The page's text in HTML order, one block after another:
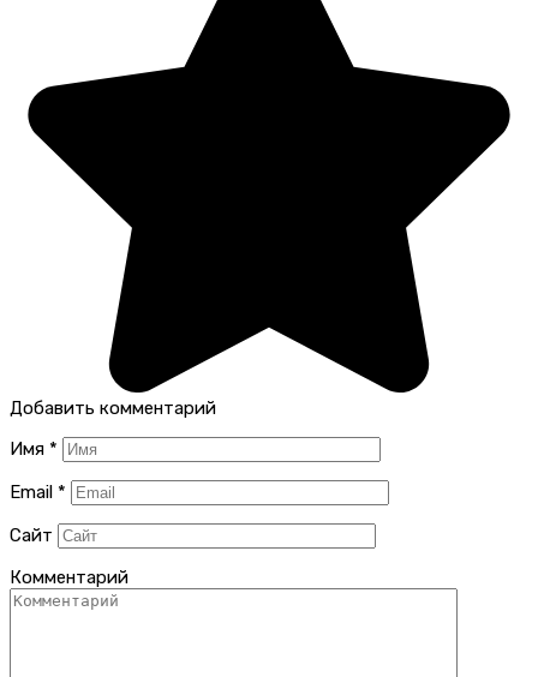
Добавить комментарий
Имя *
Email *
Сайт
Комментарий